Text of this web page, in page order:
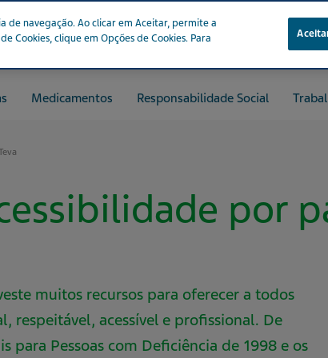
Medicamentos Responsabilidade Social
por
muitos recursos para oferecer a todos
respeitável, acessível e profissional. De
para Pessoas com Deficiência de 1998 e os
de navegação. Ao clicar em Aceitar, permite a
Cookies, clique em Opções de Cookies. Para